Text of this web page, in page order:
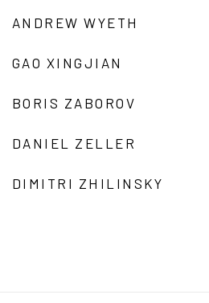
ANDREW WYETH
GAO XINGJIAN
BORIS ZABOROV
DANIEL ZELLER
DIMITRI ZHILINSKY